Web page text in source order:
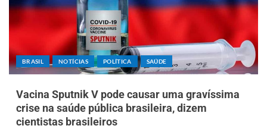
BRASIL NOTÍCIAS POLÍTICA SAÚDE
Vacina Sputnik V pode causar uma gravíssima
crise na saúde pública brasileira, dizem
cientistas brasileiros